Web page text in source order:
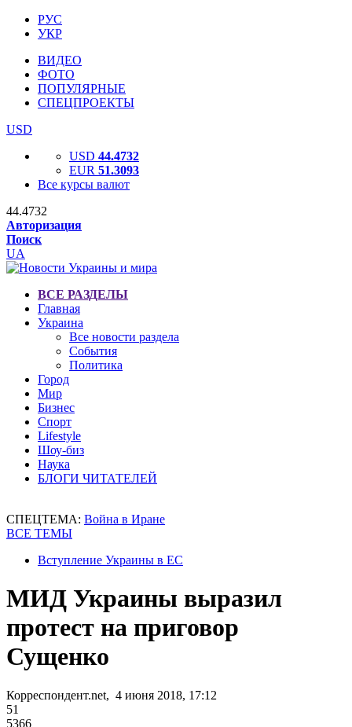
РУС
УКР
ВИДЕО
ФОТО
ПОПУЛЯРНЫЕ
СПЕЦПРОЕКТЫ
USD
USD 44.4732
EUR 51.3093
Все курсы валют
44.4732
Авторизация
Поиск
UA
ВСЕ РАЗДЕЛЫ
Главная
Украина
Все новости раздела
События
Политика
Город
Мир
Бизнес
Спорт
Lifestyle
Шоу-биз
Наука
БЛОГИ ЧИТАТЕЛЕЙ
СПЕЦТЕМА: Война в Иране
ВСЕ ТЕМЫ
Вступление Украины в ЕС
МИД Украины выразил
протест на приговор
Сущенко
Корреспондент.net, 4 июня 2018, 17:12
51
5366